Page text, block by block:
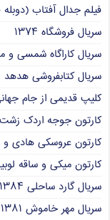
فیلم جدال آفتاب
سریال فروشگاه ۱۳۷۴
سریال کاراگاه شمسی و
سریال کتابفروشی هدهد ۱۳۸۵
کلیپ قدیمی از جام
کارتون جوجه اردک
کارتون عروسکی هادی
کارتون میکی و ساقه
سریال گارد ساحلی ۱۳۸۴
سریال مهر خاموش ۱۳۸۱